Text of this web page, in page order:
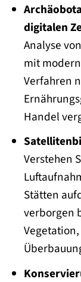
digitalen
Analyse
mit
Verfahren
Handel
Verstehen
Stätten
verborgen